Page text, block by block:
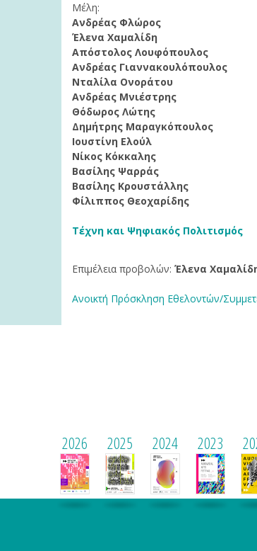
Μέλη:
Ανδρέας Φλώρος
Έλενα Χαμαλίδη
Απόστολος Λουφόπουλος
Ανδρέας Γιαννακουλόπουλος
Νταλίλα Ονοράτου
Ανδρέας Μνιέστρης
Θόδωρος Λώτης
Δημήτρης Μαραγκόπουλος
Ιουστίνη Ελούλ
Νίκος Κόκκαλης
Βασίλης Ψαρράς
Βασίλης Κρουστάλλης
Φίλιππος Θεοχαρίδης
Τέχνη και Ψηφιακός Πολιτισμός
Eπιμέλεια προβολών: Έλενα
Ανοικτή Πρόσκληση Εθελοντών/
2026 2025 2024 2023